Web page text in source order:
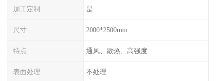
加工定制 是
尺寸 2000*2500mm
特点 通风、散热、高强度
表面处理 不处理